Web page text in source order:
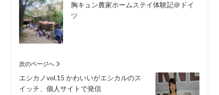
胸キュン農家ホームステイ体験記＠ドイ
ツ
次のページへ
エシカノvol.15 かわいいがエシカルのス
イッチ、個人サイトで発信